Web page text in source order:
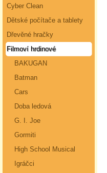
Cyber Clean
Dětské počítače a tablety
Dřevěné hračky
Filmoví hrdinové
BAKUGAN
Batman
Cars
Doba ledová
G. I. Joe
Gormiti
High School Musical
Igráčci